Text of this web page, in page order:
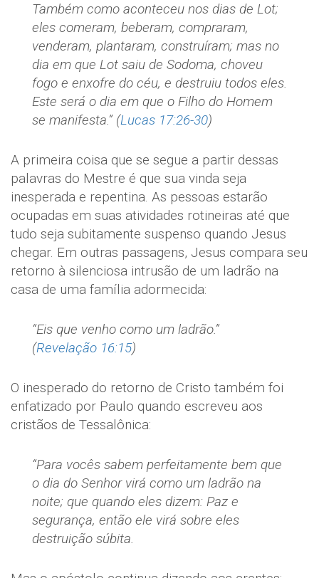
Também como aconteceu nos dias de Lot;
eles comeram, beberam, compraram,
venderam, plantaram, construíram; mas no
dia em que Lot saiu de Sodoma, choveu
fogo e enxofre do céu, e destruiu todos eles.
Este será o dia em que o Filho do Homem
se manifesta.” (Lucas 17:26-30)
A primeira coisa que se segue a partir dessas
palavras do Mestre é que sua vinda seja
inesperada e repentina. As pessoas estarão
ocupadas em suas atividades rotineiras até que
tudo seja subitamente suspenso quando Jesus
chegar. Em outras passagens, Jesus compara seu
retorno à silenciosa intrusão de um ladrão na
casa de uma família adormecida:
“Eis que venho como um ladrão.”
(Revelação 16:15)
O inesperado do retorno de Cristo também foi
enfatizado por Paulo quando escreveu aos
cristãos de Tessalônica:
“Para vocês sabem perfeitamente bem que
o dia do Senhor virá como um ladrão na
noite; que quando eles dizem: Paz e
segurança, então ele virá sobre eles
destruição súbita.